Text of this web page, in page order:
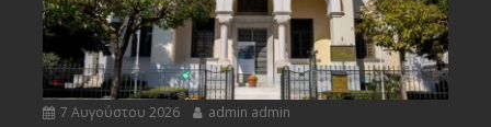
7 Αυγούστου 2026 admin admin